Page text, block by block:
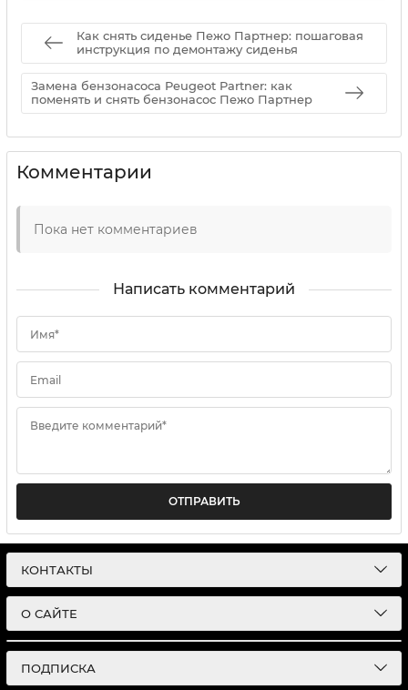
Как снять сиденье Пежо Партнер: пошаговая
инструкция по демонтажу сиденья
Замена бензонасоса Peugeot Partner: как
поменять и снять бензонасос Пежо Партнер
Комментарии
Пока нет комментариев
Написать комментарий
Имя*
Email
Введите комментарий*
ОТПРАВИТЬ
КОНТАКТЫ
О САЙТЕ
ПОДПИСКА